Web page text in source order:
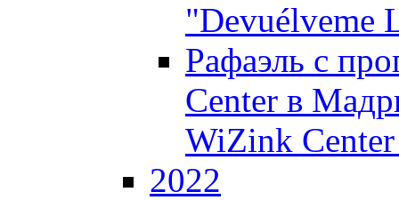
"Devuélveme
Рафаэль с
Center в
WiZink
2022